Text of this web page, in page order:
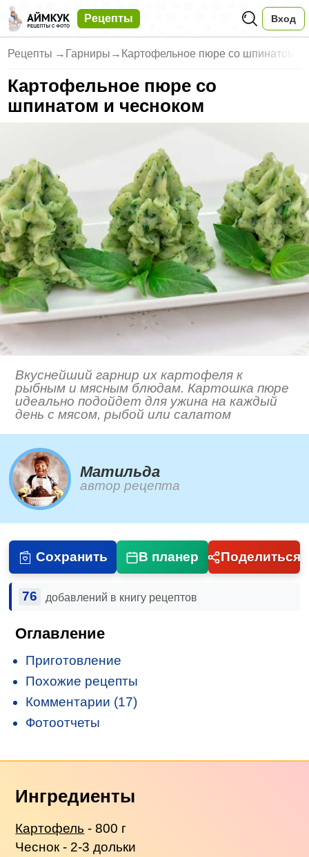
Рецепты Вход
Рецепты → Гарниры → Картофельное пюре со шпинатом
Картофельное пюре со
шпинатом и чесноком
Вкуснейший гарнир их картофеля к
рыбным и мясным блюдам. Картошка пюре
идеально подойдет для ужина на каждый
день с мясом, рыбой или салатом
Матильда
автор рецепта
Сохранить В планер Поделиться
76 добавлений в книгу рецептов
Оглавление
Приготовление
Похожие рецепты
Комментарии (17)
Фотоотчеты
Ингредиенты
Картофель - 800 г
Чеснок - 2-3 дольки